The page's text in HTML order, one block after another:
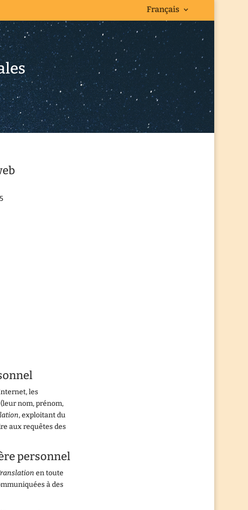
Français
les
nom, prénom,
, exploitant du
aux requêtes des
personnel
en toute
à des